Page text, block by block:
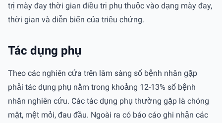
trị mày đay thời gian điều trị phụ thuộc vào dạng mày đay,
thời gian và diễn biến của triệu chứng.
Tác dụng phụ
Theo các nghiên cứa trên lâm sàng số bệnh nhân gặp
phải tác dụng phụ nằm trong khoảng 12-13% số bệnh
nhân nghiên cứu. Các tác dụng phụ thường gặp là chóng
mặt, mệt mỏi, đau đầu. Ngoài ra có báo cáo ghi nhận các